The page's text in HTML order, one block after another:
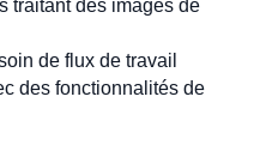
traitant des images de
de flux de travail
des fonctionnalités de